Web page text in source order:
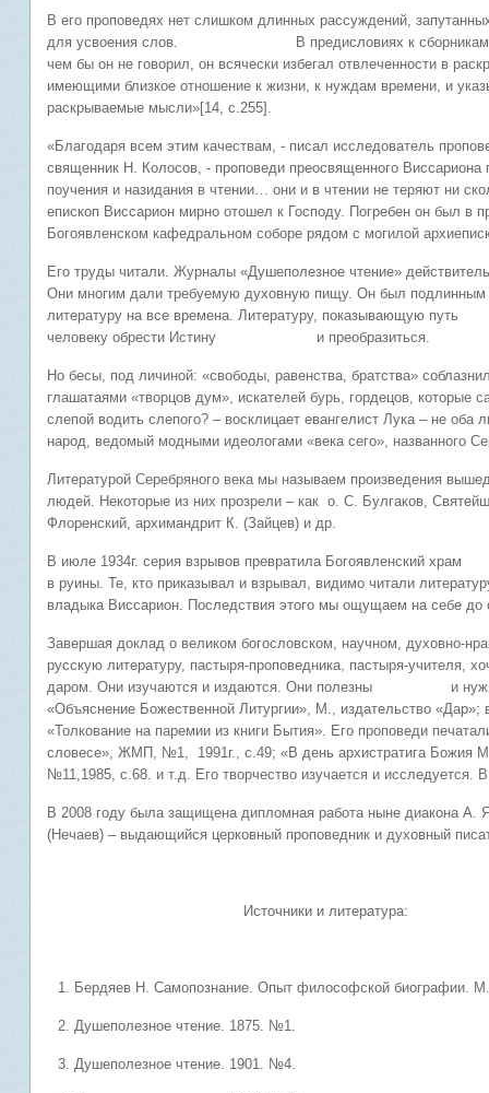
В его проповедях нет слишком длинных рассуждений,
для усвоения слов. В предисловиях к сборникам, он
чем бы он не говорил, он всячески избегал отвлеченности в
имеющими близкое отношение к жизни, к нуждам времени, и
раскрываемые мысли»[14, с.255].
«Благодаря всем этим качествам, - писал исследователь
священник Н. Колосов, - проповеди преосвященного Виссариона
поучения и назидания в чтении… они и в чтении не теряют ни
епископ Виссарион мирно отошел к Господу. Погребен он был в
Богоявленском кафедральном соборе рядом с могилой
Его труды читали. Журналы «Душеполезное чтение»
Они многим дали требуемую духовную пищу. Он был подлинным
литературу на все времена. Литературу, показывающую
человеку обрести Истину и преобразиться.
Но бесы, под личиной: «свободы, равенства, братства»
глашатаями «творцов дум», искателей бурь, гордецов, которые
слепой водить слепого? – восклицает евангелист Лука – не
народ, ведомый модными идеологами «века сего», названного
Литературой Серебряного века мы называем произведения
людей. Некоторые из них прозрели – как о. С. Булгаков,
Флоренский, архимандрит К. (Зайцев) и др.
В июле 1934г. серия взрывов превратила
в руины. Те, кто приказывал и взрывал, видимо читали
владыка Виссарион. Последствия этого мы ощущаем на себе до
Завершая доклад о великом богословском, научном, духовно-
русскую литературу, пастыря-проповедника, пастыря-учителя,
даром. Они изучаются и издаются. Они полезны и нужны.
«Объяснение Божественной Литургии», М., издательство «Дар»;
«Толкование на паремии из книги Бытия». Его проповеди
словесе», ЖМП, №1, 1991г., с.49; «В день архистратига
№11,1985, с.68. и т.д. Его творчество изучается и исследуется.
В 2008 году была защищена дипломная работа ныне диакона А.
(Нечаев) – выдающийся церковный проповедник и духовный
Источники и литература:
Бердяев Н. Самопознание. Опыт философской биографии.
Душеполезное чтение. 1875. №1.
Душеполезное чтение. 1901. №4.